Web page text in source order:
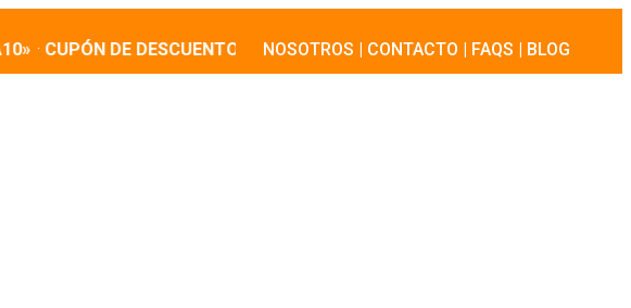
·CUPÓN DE DESCUENTO 10%: «LAJOTA10» ·CUPÓN DE DESCUENTO 10%:
NOSOTROS | CONTACTO | FAQS | BLOG